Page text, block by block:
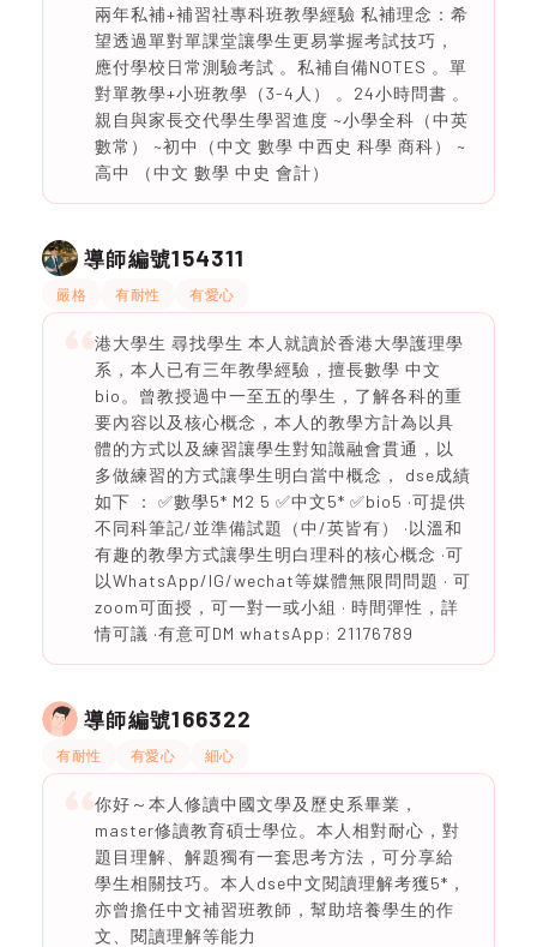
兩年私補+補習社專科班教學經驗 私補理念：希
望透過單對單課堂讓學生更易掌握考試技巧，
應付學校日常測驗考試 。私補自備NOTES 。單
對單教學+小班教學（3-4人） 。24小時問書 。
親自與家長交代學生學習進度 ~小學全科（中英
數常） ~初中（中文 數學 中西史 科學 商科） ~
高中 （中文 數學 中史 會計）
導師編號154311
嚴格 有耐性 有愛心
港大學生 尋找學生 本人就讀於香港大學護理學
系，本人已有三年教學經驗，擅長數學 中文
bio。曾教授過中一至五的學生，了解各科的重
要內容以及核心概念，本人的教學方計為以具
體的方式以及練習讓學生對知識融會貫通，以
多做練習的方式讓學生明白當中概念， dse成績
如下 ： ✅數學5* M2 5 ✅中文5* ✅bio5 ·可提供
不同科筆記/並準備試題（中/英皆有） ·以溫和
有趣的教學方式讓學生明白理科的核心概念 ·可
以WhatsApp/IG/wechat等媒體無限問問題 · 可
zoom可面授，可一對一或小組 · 時間彈性，詳
情可議 ·有意可DM whatsApp: 21176789
導師編號166322
有耐性 有愛心 細心
你好～本人修讀中國文學及歷史系畢業，
master修讀教育碩士學位。本人相對耐心，對
題目理解、解題獨有一套思考方法，可分享給
學生相關技巧。本人dse中文閱讀理解考獲5*，
亦曾擔任中文補習班教師，幫助培養學生的作
文、閱讀理解等能力